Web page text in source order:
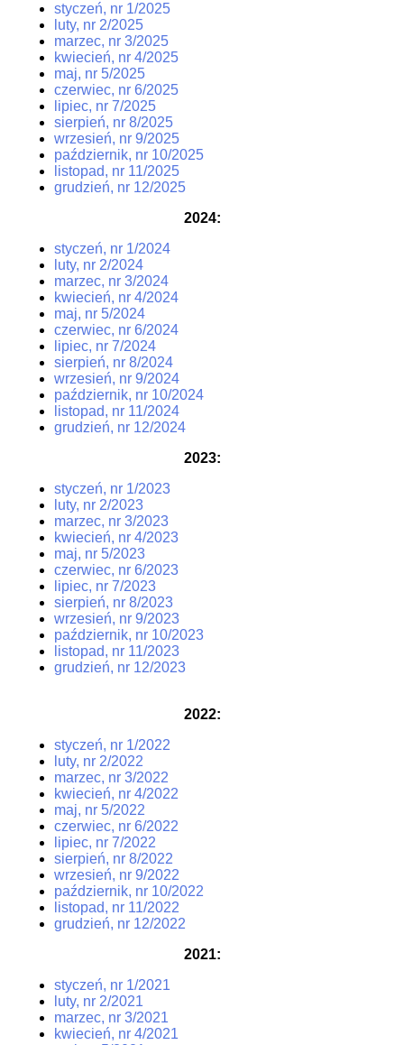
styczeń, nr 1/2025
luty, nr 2/2025
marzec, nr 3/2025
kwiecień, nr 4/2025
maj, nr 5/2025
czerwiec, nr 6/2025
lipiec, nr 7/2025
sierpień, nr 8/2025
wrzesień, nr 9/2025
październik, nr 10/2025
listopad, nr 11/2025
grudzień, nr 12/2025
2024:
styczeń, nr 1/2024
luty, nr 2/2024
marzec, nr 3/2024
kwiecień, nr 4/2024
maj, nr 5/2024
czerwiec, nr 6/2024
lipiec, nr 7/2024
sierpień, nr 8/2024
wrzesień, nr 9/2024
październik, nr 10/2024
listopad, nr 11/2024
grudzień, nr 12/2024
2023:
styczeń, nr 1/2023
luty, nr 2/2023
marzec, nr 3/2023
kwiecień, nr 4/2023
maj, nr 5/2023
czerwiec, nr 6/2023
lipiec, nr 7/2023
sierpień, nr 8/2023
wrzesień, nr 9/2023
październik, nr 10/2023
listopad, nr 11/2023
grudzień, nr 12/2023
2022:
styczeń, nr 1/2022
luty, nr 2/2022
marzec, nr 3/2022
kwiecień, nr 4/2022
maj, nr 5/2022
czerwiec, nr 6/2022
lipiec, nr 7/2022
sierpień, nr 8/2022
wrzesień, nr 9/2022
październik, nr 10/2022
listopad, nr 11/2022
grudzień, nr 12/2022
2021:
styczeń, nr 1/2021
luty, nr 2/2021
marzec, nr 3/2021
kwiecień, nr 4/2021